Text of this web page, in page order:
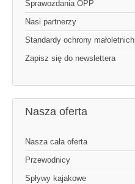
Sprawozdania OPP
Nasi partnerzy
Standardy ochrony małoletnich
Zapisz się do newslettera
Nasza oferta
Nasza cała oferta
Przewodnicy
Spływy kajakowe